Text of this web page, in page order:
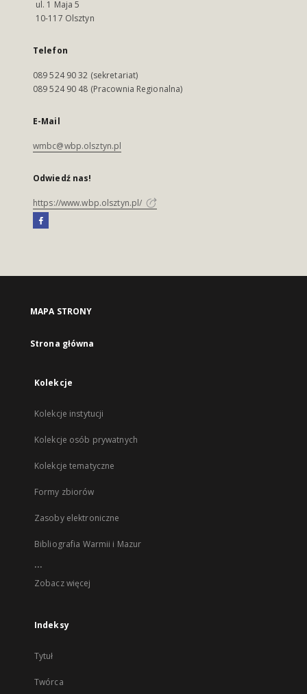
ul. 1 Maja 5
10-117 Olsztyn
Telefon
089 524 90 32 (sekretariat)
089 524 90 48 (Pracownia Regionalna)
E-Mail
wmbc@wbp.olsztyn.pl
Odwiedź nas!
https://www.wbp.olsztyn.pl/
MAPA STRONY
Strona główna
Kolekcje
Kolekcje instytucji
Kolekcje osób prywatnych
Kolekcje tematyczne
Formy zbiorów
Zasoby elektroniczne
Bibliografia Warmii i Mazur
...
Zobacz więcej
Indeksy
Tytuł
Twórca